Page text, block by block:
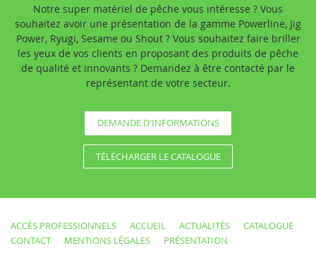
Notre super matériel de pêche vous intéresse ? Vous
souhaitez avoir une présentation de la gamme Powerline, Jig
Power, Ryugi, Sesame ou Shout ? Vous souhaitez faire briller
les yeux de vos clients en proposant des produits de pêche
de qualité et innovants ? Demandez à être contacté par le
représentant de votre secteur.
DEMANDE D'INFORMATIONS
TÉLÉCHARGER LE CATALOGUE
ACCÈS PROFESSIONNELS ACCUEIL ACTUALITÉS
CATALOGUE
CONTACT
MENTIONS LÉGALES PRÉSENTATION